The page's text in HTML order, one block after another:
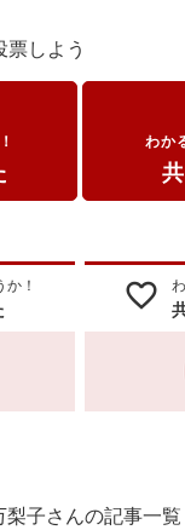
票しよう
わか
！ favorite_border
梨子さんの記事一覧